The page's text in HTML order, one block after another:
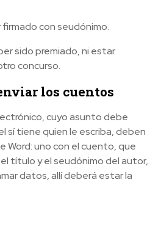
con seudónimo.
sido premiado, ni estar
concurso.
los cuentos
cuyo asunto debe
sí tiene quien le escriba, deben
Word: uno con el cuento, que
título y el seudónimo del autor,
datos, allí deberá estar la